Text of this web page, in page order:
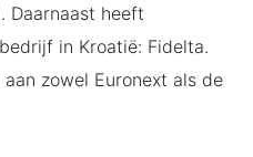
Daarnaast heeft
in Kroatië: Fidelta.
zowel Euronext als de